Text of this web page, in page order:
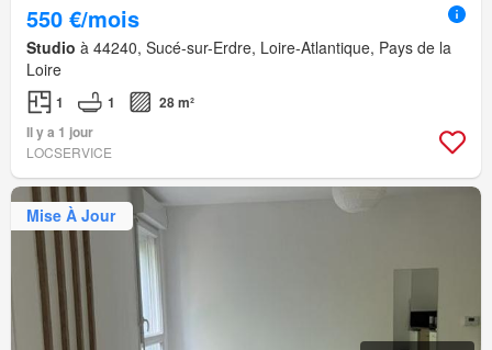
550 €/mois
Studio à 44240, Sucé-sur-Erdre, Loire-Atlantique, Pays de la
Loire
1 1
28 m²
Il y a 1 jour
LOCSERVICE
Mise À Jour